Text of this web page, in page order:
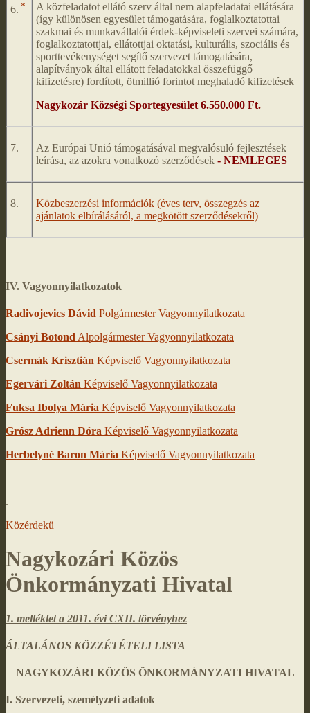
6. *
A közfeladatot ellátó szerv által nem alapfeladatai ellátására
(így különösen egyesület támogatására, foglalkoztatottai
szakmai és munkavállalói érdek-képviseleti szervei számára,
foglalkoztatottjai, ellátottjai oktatási, kulturális, szociális és
sporttevékenységet segítő szervezet támogatására,
alapítványok által ellátott feladatokkal összefüggő
kifizetésre) fordított, ötmillió forintot meghaladó kifizetések
Nagykozár Községi Sportegyesület 6.550.000 Ft.
7.
Az Európai Unió támogatásával megvalósuló fejlesztések
leírása, az azokra vonatkozó szerződések - NEMLEGES
8.
Közbeszerzési információk (éves terv, összegzés az
ajánlatok elbírálásáról, a megkötött szerződésekről)
IV. Vagyonnyilatkozatok
Radivojevics Dávid Polgármester Vagyonnyilatkozata
Csányi Botond Alpolgármester Vagyonnyilatkozata
Csermák Krisztián Képviselő Vagyonnyilatkozata
Egervári Zoltán Képviselő Vagyonnyilatkozata
Fuksa Ibolya Mária Képviselő Vagyonnyilatkozata
Grósz Adrienn Dóra Képviselő Vagyonnyilatkozata
Herbelyné Baron Mária Képviselő Vagyonnyilatkozata
.
Közérdekü
Nagykozári Közös
Önkormányzati Hivatal
1. melléklet a 2011. évi CXII. törvényhez
ÁLTALÁNOS KÖZZÉTÉTELI LISTA
NAGYKOZÁRI KÖZÖS ÖNKORMÁNYZATI HIVATAL
I. Szervezeti, személyzeti adatok